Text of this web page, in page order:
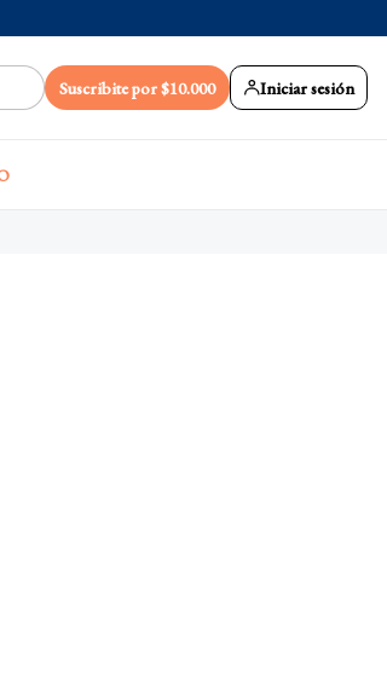
Suscribite por $10.000 Iniciar sesión